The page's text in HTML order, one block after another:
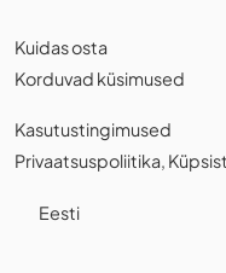
Kuidas osta
Korduvad küsimused
Kasutustingimused
Privaatsuspoliitika,
Eesti